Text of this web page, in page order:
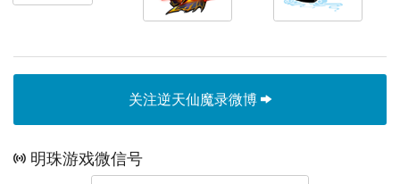
关注逆天仙魔录微博
明珠游戏微信号